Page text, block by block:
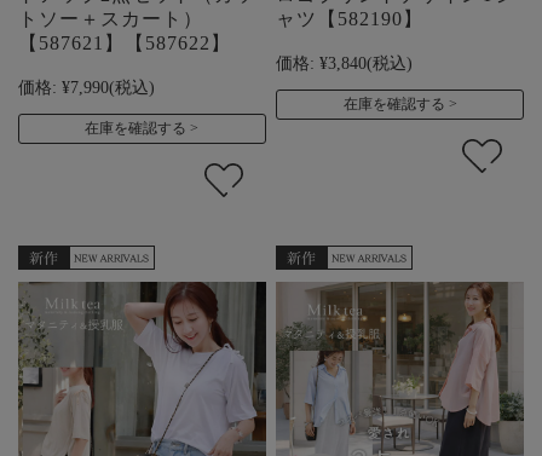
トソー＋スカート）
【587621】【587622】
価格: ¥7,990(税込)
在庫を確認する
ャツ【582190】
価格: ¥3,840(税込)
在庫を確認する